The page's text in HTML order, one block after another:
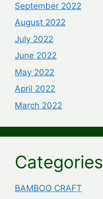
September 2022
August 2022
July 2022
June 2022
May 2022
April 2022
March 2022
Categories
BAMBOO CRAFT